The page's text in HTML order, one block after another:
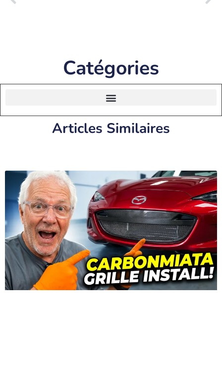
Catégories
Articles Similaires